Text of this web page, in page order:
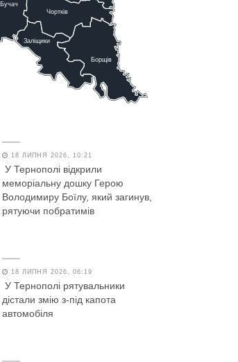
Бучач
Заліщики
Борщів
Чортків
18 ЛИПНЯ 2026, 10:21
У Тернополі відкрили
меморіальну дошку Герою
Володимиру Боїлу, який загинув,
рятуючи побратимів
18 ЛИПНЯ 2026, 06:19
У Тернополі рятувальники
дістали змію з-під капота
автомобіля